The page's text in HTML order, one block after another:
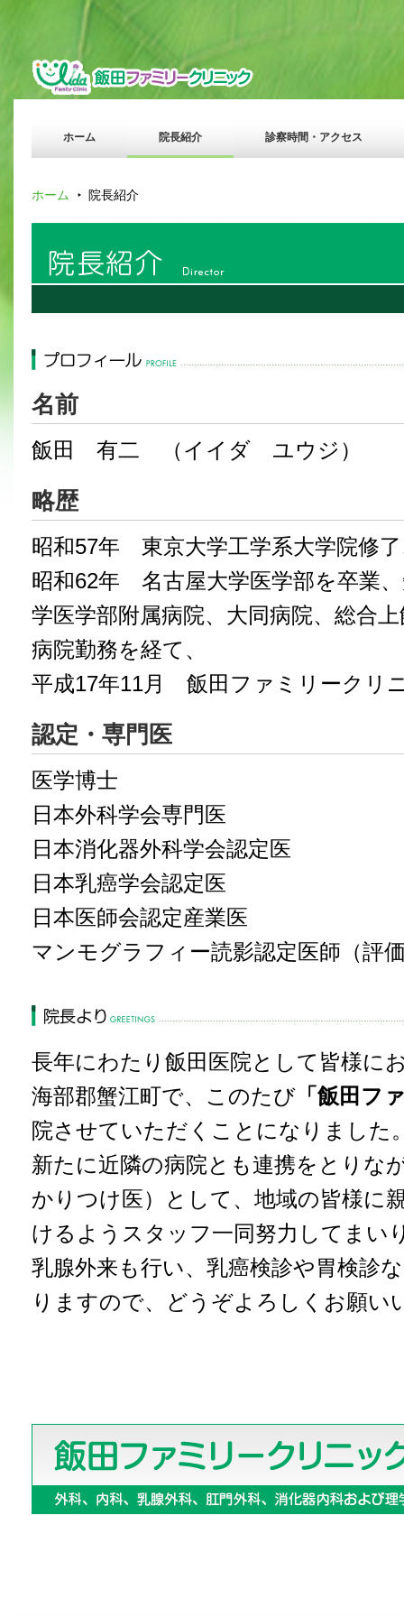
ホーム 院長紹介 診察時間・アクセス
ホーム 院長紹介
名前
飯田 有二 （イイダ ユウジ）
略歴
昭和57年 東京大学工学系大学院修
昭和62年 名古屋大学医学部を卒業、
学医学部附属病院、大同病院、総合
病院勤務を経て、
平成17年11月
飯田ファミリークリ
認定・専門医
医学博士
日本外科学会専門医
日本消化器外科学会認定医
日本乳癌学会認定医
日本医師会認定産業医
マンモグラフィー読影認定医師（評
長年にわたり飯田医院として皆様に
海部郡蟹江町で、このたび 「飯田フ
院させて いただくことになりました
新たに近隣の病院とも連携をとりな
かりつけ医）として、地域の皆様に
けるようスタッフ一同努力してまい
乳腺外来も行い、乳癌検診や胃検診
りますので、
どうぞよろしくお願い